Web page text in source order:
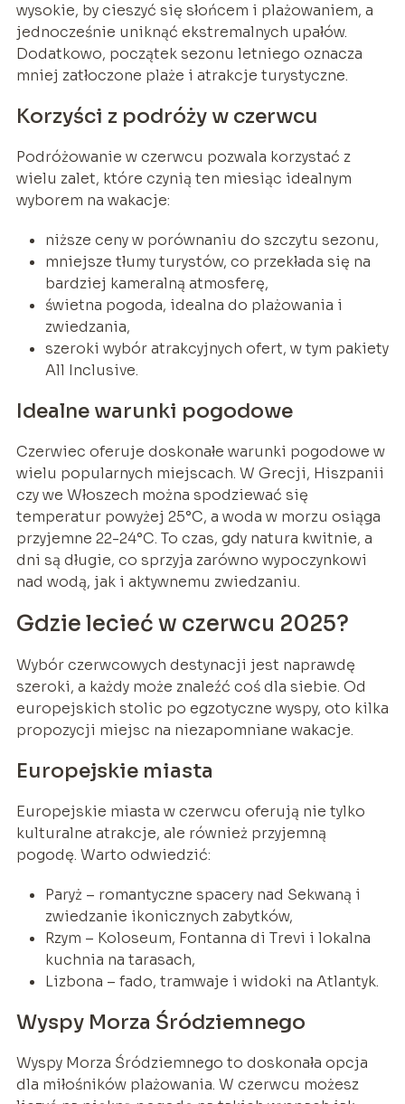
wysokie, by cieszyć się słońcem i plażowaniem, a
jednocześnie uniknąć ekstremalnych upałów.
Dodatkowo, początek sezonu letniego oznacza
mniej zatłoczone plaże i atrakcje turystyczne.
Korzyści z podróży w czerwcu
Podróżowanie w czerwcu pozwala korzystać z
wielu zalet, które czynią ten miesiąc idealnym
wyborem na wakacje:
niższe ceny w porównaniu do szczytu sezonu,
mniejsze tłumy turystów, co przekłada się na
bardziej kameralną atmosferę,
świetna pogoda, idealna do plażowania i
zwiedzania,
szeroki wybór atrakcyjnych ofert, w tym pakiety
All Inclusive.
Idealne warunki pogodowe
Czerwiec oferuje doskonałe warunki pogodowe w
wielu popularnych miejscach. W Grecji, Hiszpanii
czy we Włoszech można spodziewać się
temperatur powyżej 25°C, a woda w morzu osiąga
przyjemne 22-24°C. To czas, gdy natura kwitnie, a
dni są długie, co sprzyja zarówno wypoczynkowi
nad wodą, jak i aktywnemu zwiedzaniu.
Gdzie lecieć w czerwcu 2025?
Wybór czerwcowych destynacji jest naprawdę
szeroki, a każdy może znaleźć coś dla siebie. Od
europejskich stolic po egzotyczne wyspy, oto kilka
propozycji miejsc na niezapomniane wakacje.
Europejskie miasta
Europejskie miasta w czerwcu oferują nie tylko
kulturalne atrakcje, ale również przyjemną
pogodę. Warto odwiedzić:
Paryż – romantyczne spacery nad Sekwaną i
zwiedzanie ikonicznych zabytków,
Rzym – Koloseum, Fontanna di Trevi i lokalna
kuchnia na tarasach,
Lizbona – fado, tramwaje i widoki na Atlantyk.
Wyspy Morza Śródziemnego
Wyspy Morza Śródziemnego to doskonała opcja
dla miłośników plażowania. W czerwcu możesz